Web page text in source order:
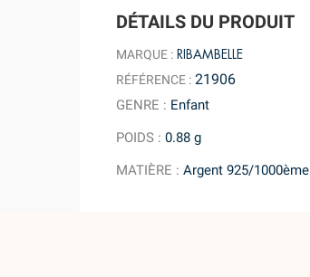
DÉTAILS DU PRODUIT
MARQUE : RIBAMBELLE
RÉFÉRENCE : 21906
GENRE : Enfant
POIDS: 0.88 g
MATIÈRE : Argent 925/1000ème